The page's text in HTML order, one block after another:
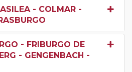
- COLMAR -
- FRIBURGO DE
- GENGENBACH -